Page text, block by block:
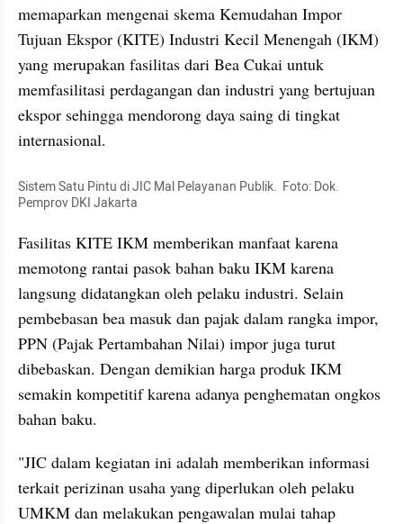
memaparkan mengenai skema Kemudahan Impor
Tujuan Ekspor (KITE) Industri Kecil Menengah (IKM)
yang merupakan fasilitas dari Bea Cukai untuk
memfasilitasi perdagangan dan industri yang bertujuan
ekspor sehingga mendorong daya saing di tingkat
internasional.
Sistem Satu Pintu di JIC Mal Pelayanan Publik.  Foto: Dok.
Pemprov DKI Jakarta
Fasilitas KITE IKM memberikan manfaat karena
memotong rantai pasok bahan baku IKM karena
langsung didatangkan oleh pelaku industri. Selain
pembebasan bea masuk dan pajak dalam rangka impor,
PPN (Pajak Pertambahan Nilai) impor juga turut
dibebaskan. Dengan demikian harga produk IKM
semakin kompetitif karena adanya penghematan ongkos
bahan baku.
"JIC dalam kegiatan ini adalah memberikan informasi
terkait perizinan usaha yang diperlukan oleh pelaku
UMKM dan melakukan pengawalan mulai tahap